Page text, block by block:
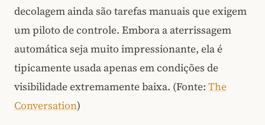
decolagem ainda são tarefas manuais que exigem
um piloto de controle. Embora a aterrissagem
automática seja muito impressionante, ela é
tipicamente usada apenas em condições de
visibilidade extremamente baixa. (Fonte: The
Conversation)